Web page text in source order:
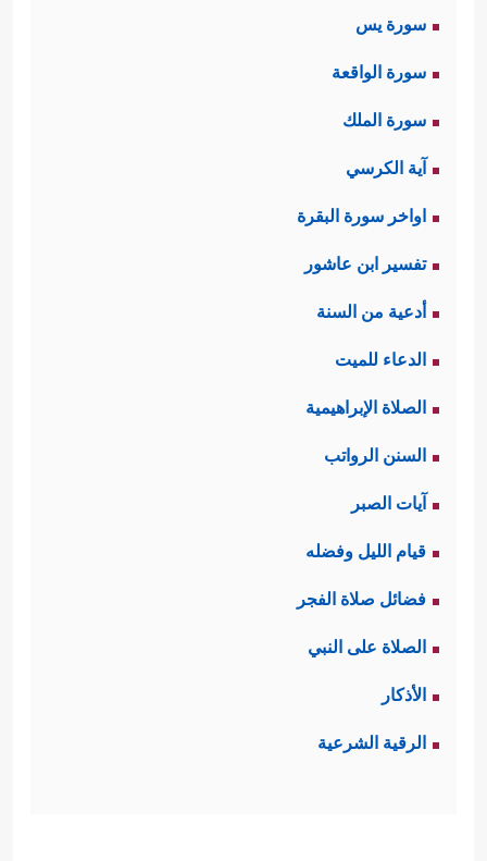
سورة يس
سورة الواقعة
سورة الملك
آية الكرسي
اواخر سورة البقرة
تفسير ابن عاشور
أدعية من السنة
الدعاء للميت
الصلاة الإبراهيمية
السنن الرواتب
آيات الصبر
قيام الليل وفضله
فضائل صلاة الفجر
الصلاة على النبي
الأذكار
الرقية الشرعية